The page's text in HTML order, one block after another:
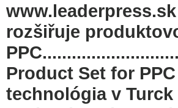
rozšiřuje
Product Set for
technológia v Turck